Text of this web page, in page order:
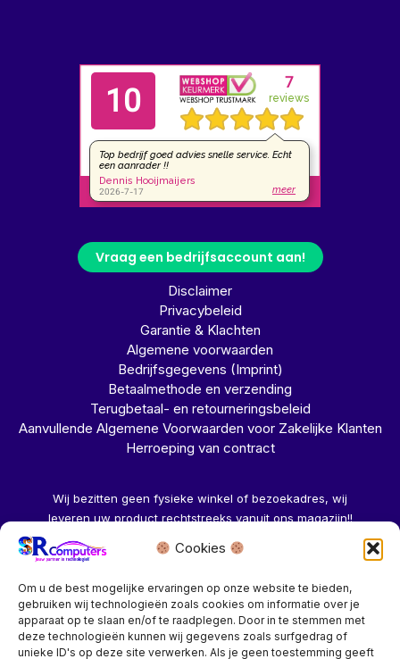
Cookies
Om u de best mogelijke ervaringen op onze website te bieden,
gebruiken wij technologieën zoals cookies om informatie over je
apparaat op te slaan en/of te raadplegen. Door in te stemmen met
deze technologieën kunnen wij gegevens zoals surfgedrag of
unieke ID's op deze site verwerken. Als je geen toestemming geeft
Vraag een bedrijfsaccount aan!
Disclaimer
Privacybeleid
Garantie & Klachten
Algemene voorwaarden
Bedrijfsgegevens (Imprint)
Betaalmethode en verzending
Terugbetaal- en retourneringsbeleid
Aanvullende Algemene Voorwaarden voor Zakelijke Klanten
Herroeping van contract
Wij bezitten geen fysieke winkel of bezoekadres, wij
leveren uw product rechtstreeks vanuit ons magazijn!!
Herroeping aanvragen →